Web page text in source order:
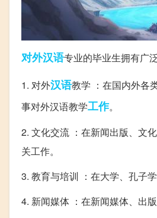
对外汉语专业的毕业生拥有广
1. 对外汉语教学 ：在国内外各
事对外汉语教学工作。
2. 文化交流 ：在新闻出版、文
关工作。
3. 教育与培训 ：在大学、孔子
4. 新闻媒体 ：在新闻媒体、出